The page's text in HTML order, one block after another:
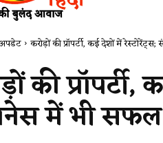
करोड़ों की प्रॉपर्टी, कई देशों में
की
में भी